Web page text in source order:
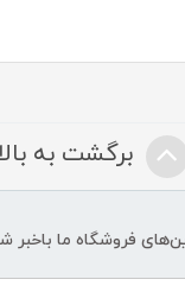
برگشت به بالا
فروشگاه ما باخبر